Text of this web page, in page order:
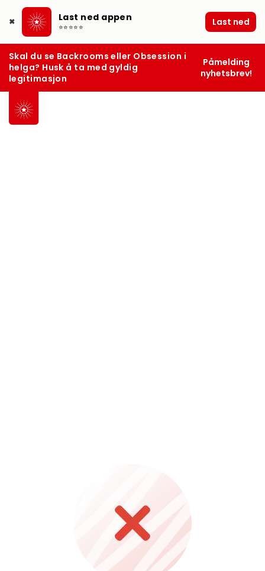
✖ Last ned appen
⭐⭐⭐⭐⭐ Last ned
Skal du se Backrooms eller Obsession i
helga? Husk å ta med gyldig
legitimasjon
Påmelding
nyhetsbrev!